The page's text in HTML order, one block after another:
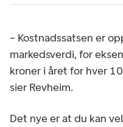
– Kostnadssatsen er
markedsverdi, for
kroner i året for hver
sier Revheim.
Det nye er at du kan